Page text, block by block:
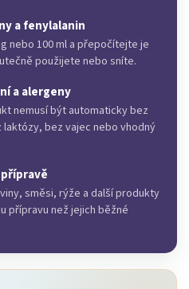
a fenylalanin
nebo 100 ml a přepočítejte je
použijete nebo sníte.
a alergeny
nemusí být automaticky bez
bez vajec nebo vhodný
směsi, rýže a další produkty
přípravu než jejich běžné